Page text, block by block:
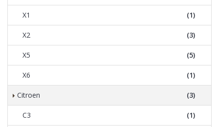
X1 (1)
X2 (3)
X5 (5)
X6 (1)
Citroen (3)
C3 (1)